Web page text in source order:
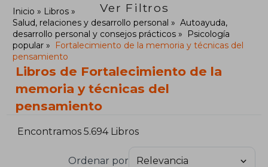
Ver Filtros
Inicio
Libros
Salud, relaciones y desarrollo personal
Autoayuda,
desarrollo personal y consejos prácticos
Psicología
popular
Fortalecimiento de la memoria y técnicas del
pensamiento
Libros de Fortalecimiento de la
memoria y técnicas del
pensamiento
Encontramos 5.694 Libros
Ordenar por